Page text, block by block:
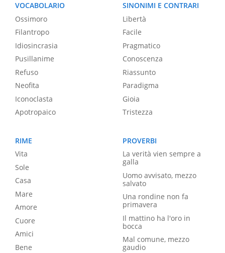
VOCABOLARIO
Ossimoro
Filantropo
Idiosincrasia
Pusillanime
Refuso
Neofita
Iconoclasta
Apotropaico
SINONIMI E CONTRARI
Libertà
Facile
Pragmatico
Conoscenza
Riassunto
Paradigma
Gioia
Tristezza
RIME
Vita
Sole
Casa
Mare
Amore
Cuore
Amici
Bene
PROVERBI
La verità vien sempre a
galla
Uomo avvisato, mezzo
salvato
Una rondine non fa
primavera
Il mattino ha l'oro in
bocca
Mal comune, mezzo
gaudio